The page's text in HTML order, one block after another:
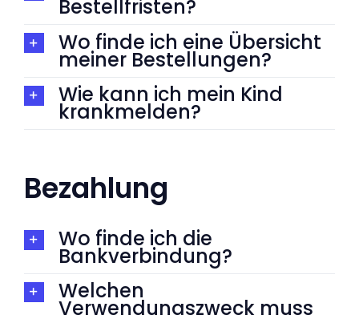
Bestellfristen?
Wo finde ich eine Übersicht
meiner Bestellungen?
Wie kann ich mein Kind
krankmelden?
Bezahlung
Wo finde ich die
Bankverbindung?
Welchen
Verwendungszweck muss